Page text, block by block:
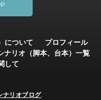
について
プロフィール
ナリオ（脚本、台本）一覧
して
ナリオブログ.